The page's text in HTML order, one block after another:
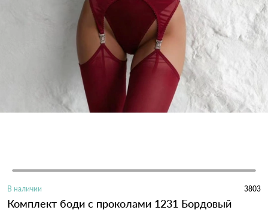
В наличии 3803
Комплект боди с проколами 1231 Бордовый